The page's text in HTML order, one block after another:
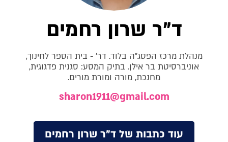
ד"ר שרון רחמים
מנהלת מרכז הפסג"ה בלוד. דר' - בית הספר לחינוך,
אוניברסיטת בר אילן. בתיק המסע: סגנית פדגוגית,
מחנכת, מורה ומורת מורים.
sharon1911@gmail.com
עוד כתבות של ד"ר שרון רחמים